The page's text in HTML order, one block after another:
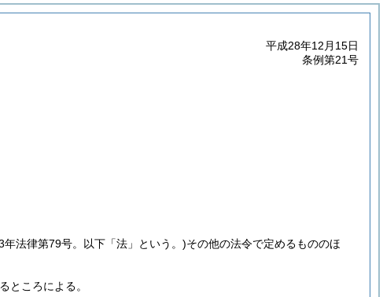
平成28年12月15日
条例第21号
年法律第79号。以下「法」という。)その他の法令で定めるもののほ
ところによる。